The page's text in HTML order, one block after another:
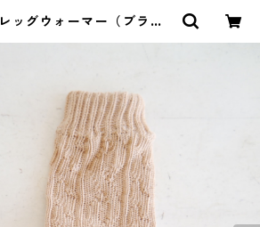
ッグウォーマー（ブラウ